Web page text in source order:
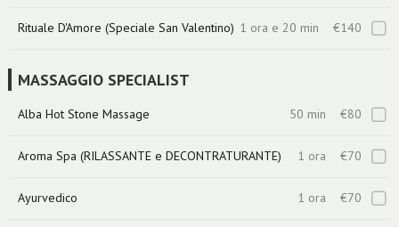
Rituale D'Amore (Speciale San Valentino) 1 ora e 20 min €140
MASSAGGIO SPECIALIST
Alba Hot Stone Massage 50 min €80
Aroma Spa (RILASSANTE e DECONTRATURANTE) 1 ora €70
Ayurvedico 1 ora €70